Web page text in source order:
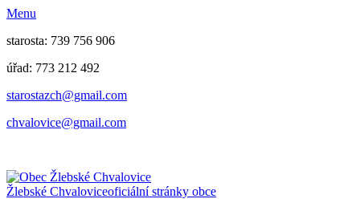
Menu
starosta: 739 756 906
úřad: 773 212 492
​​​​starostazch@gmail.com
​​​​chvalovice@gmail.com
Žlebské Chvaloviceoficiální stránky obce